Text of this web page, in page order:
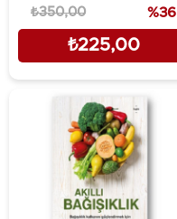
₺225,00
₺350,00 %36